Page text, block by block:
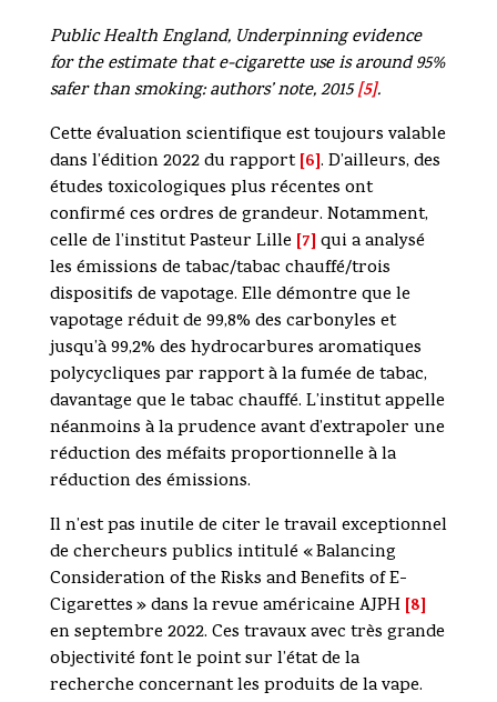
Public Health England, Underpinning evidence
for the estimate that e-cigarette use is around 95%
safer than smoking: authors’ note, 2015[5].
Cette évaluation scientifique est toujours valable
dans l’édition 2022 du rapport[6]. D’ailleurs, des
études toxicologiques plus récentes ont
confirmé ces ordres de grandeur. Notamment,
celle de l’institut Pasteur Lille [7] qui a analysé
les émissions de tabac/tabac chauffé/trois
dispositifs de vapotage. Elle démontre que le
vapotage réduit de 99,8% des carbonyles et
jusqu’à 99,2% des hydrocarbures aromatiques
polycycliques par rapport à la fumée de tabac,
davantage que le tabac chauffé. L’institut appelle
néanmoins à la prudence avant d’extrapoler une
réduction des méfaits proportionnelle à la
réduction des émissions.
Il n’est pas inutile de citer le travail exceptionnel
de chercheurs publics intitulé « Balancing
Consideration of the Risks and Benefits of E-
Cigarettes » dans la revue américaine AJPH [8]
en septembre 2022. Ces travaux avec très grande
objectivité font le point sur l’état de la
recherche concernant les produits de la vape.